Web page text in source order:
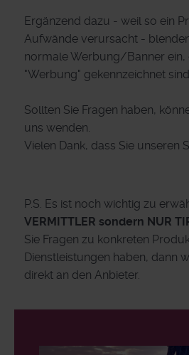
Ergänzend dazu - weil so ein
Aufwände verursacht -
normale Werbung/Banner ein,
"Werbung" gekennzeichnet
Sollten Sie Fragen haben,
uns wenden.
Vielen Dank, dass Sie unseren
P.S. Es ist noch wichtig zu
VERMITTLER sondern NUR
Sie Fragen zu konkreten
Dienstleistungen haben, dann
direkt an den Anbieter.